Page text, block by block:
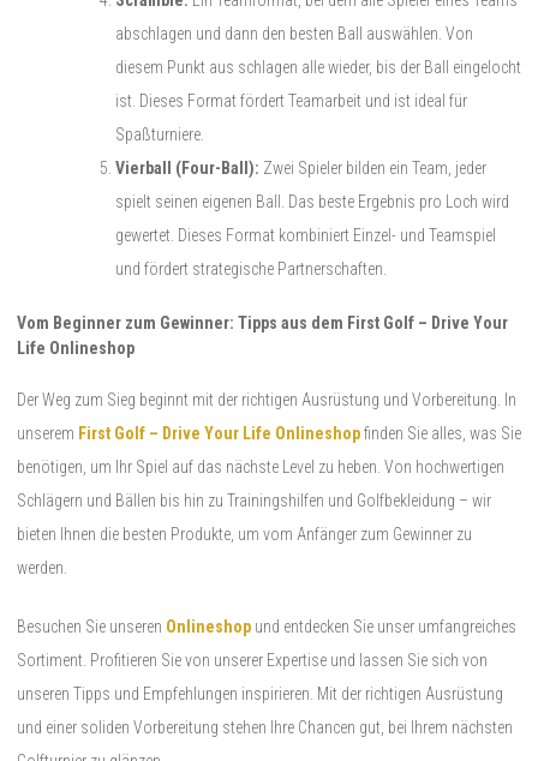
abschlagen und dann den besten Ball auswählen. Von
diesem Punkt aus schlagen alle wieder, bis der Ball eingelocht
ist. Dieses Format fördert Teamarbeit und ist ideal für
Spaßturniere.
Vierball (Four-Ball): Zwei Spieler bilden ein Team, jeder
spielt seinen eigenen Ball. Das beste Ergebnis pro Loch wird
gewertet. Dieses Format kombiniert Einzel- und Teamspiel
und fördert strategische Partnerschaften.
Vom Beginner zum Gewinner: Tipps aus dem First Golf – Drive Your
Life Onlineshop
Der Weg zum Sieg beginnt mit der richtigen Ausrüstung und Vorbereitung. In
unserem First Golf – Drive Your Life Onlineshopfinden Sie alles, was Sie
benötigen, um Ihr Spiel auf das nächste Level zu heben. Von hochwertigen
Schlägern und Bällen bis hin zu Trainingshilfen und Golfbekleidung – wir
bieten Ihnen die besten Produkte, um vom Anfänger zum Gewinner zu
werden.
Besuchen Sie unseren Onlineshop und entdecken Sie unser umfangreiches
Sortiment. Profitieren Sie von unserer Expertise und lassen Sie sich von
unseren Tipps und Empfehlungen inspirieren. Mit der richtigen Ausrüstung
und einer soliden Vorbereitung stehen Ihre Chancen gut, bei Ihrem nächsten